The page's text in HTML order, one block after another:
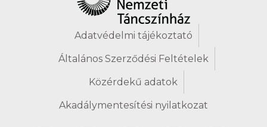
Adatvédelmi tájékoztató
Általános Szerződési Feltételek
Közérdekű adatok
Akadálymentesítési nyilatkozat